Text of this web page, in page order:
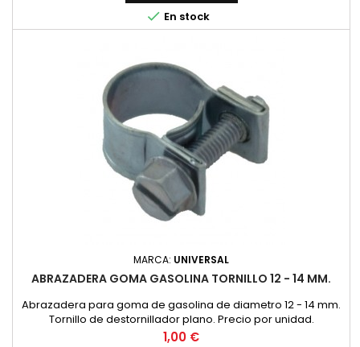
 En stock
MARCA: UNIVERSAL
ABRAZADERA GOMA GASOLINA TORNILLO 12 - 14 MM.
Abrazadera para goma de gasolina de diametro 12 - 14 mm.
Tornillo de destornillador plano. Precio por unidad.
Precio
1,00 €